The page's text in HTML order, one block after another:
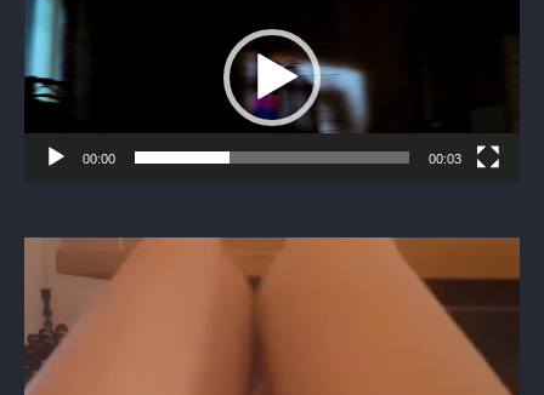
00:00 00:03
Видеоплеер